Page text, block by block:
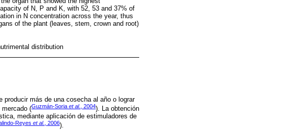
of N, P and K, with 52, 53 and 37% of
in N concentration across the year, thus
of the plant (leaves, stem, crown and root)
distribution
producir más de una cosecha al año o lograr
(Guzmán-Soria et al., 2004). La obtención
mediante aplicación de estimuladores de
Reyes et al., 2006).